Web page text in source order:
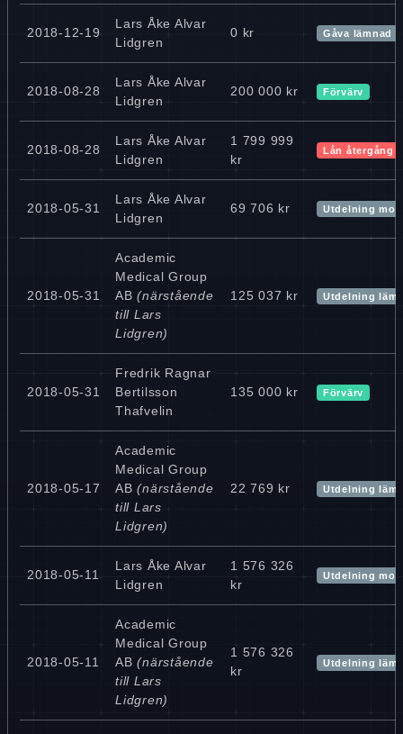
2018-12-19
Lars Åke Alvar
Lidgren
0 kr Gåva lämnad
2018-08-28
Lars Åke Alvar
Lidgren
200 000 kr Förvärv
2018-08-28
Lars Åke Alvar
Lidgren
1 799 999
kr
Lån återgång
2018-05-31
Lars Åke Alvar
Lidgren
69 706 kr Utdelning
2018-05-31
Academic
Medical Group
AB (närstående
till Lars
Lidgren)
125 037 kr Utdelning
2018-05-31
Fredrik Ragnar
Bertilsson
Thafvelin
135 000 kr Förvärv
2018-05-17
Academic
Medical Group
AB (närstående
till Lars
Lidgren)
22 769 kr Utdelning
2018-05-11
Lars Åke Alvar
Lidgren
1 576 326
kr
Utdelning
2018-05-11
Academic
Medical Group
AB (närstående
till Lars
Lidgren)
1 576 326
kr
Utdelning